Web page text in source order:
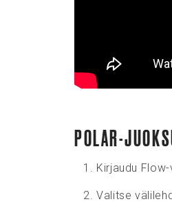
POLAR-
Kirjaudu
Valitse